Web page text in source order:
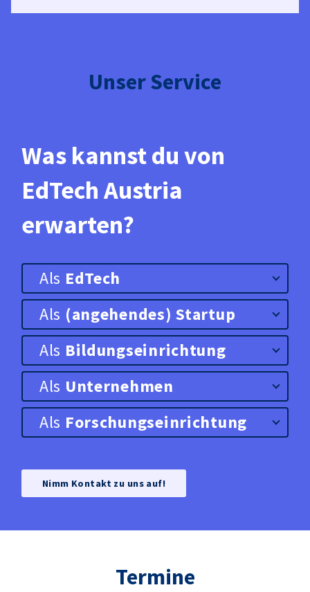
Unser Service
Was kannst du von
EdTech Austria
erwarten?
Als EdTech
Als (angehendes) Startup
Als Bildungs­einrichtung
Als Unternehmen
Als Forschungs­einrichtung
Nimm Kontakt zu uns auf!
Termine